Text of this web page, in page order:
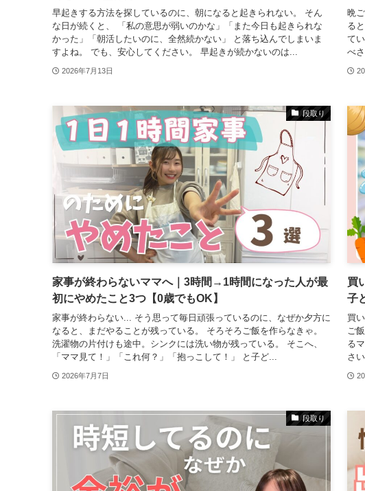
早起きする方法を探しているのに、朝になると起きられない。 そん
な日が続くと、 「私の意思が弱いのかな」「また今日も起きられな
かった」「朝活したいのに、全然続かない」 と落ち込んでしまいま
すよね。 でも、安心してください。 早起きが続かないのは...
2026年7月13日
晩
る
て
べ
段取り
家事が終わらないママへ｜3時間→1時間になった人が最
初にやめたこと3つ【0歳でもOK】
家事が終わらない... そう思って毎日頑張っているのに、なぜか夕方に
なると、まだやることが残っている。 そろそろご飯を作らなきゃ。
洗濯物の片付けも途中。シンクには洗い物が残っている。 そこへ、
「ママ見て！」「これ何？」「抱っこして！」 と子ど...
2026年7月7日
買
子
買
ご
る
さ
段取り